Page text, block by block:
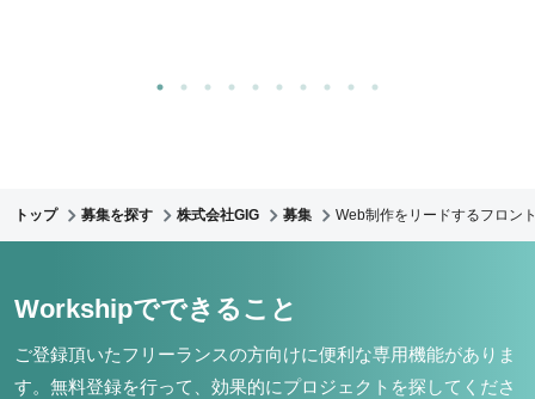
トップ 募集を探す 株式会社GIG 募集 Web制作をリードするフロン
Workshipでできること
ご登録頂いたフリーランスの方向けに便利な専用機能がありま
す。 無料登録を行って、効果的にプロジェクトを探してくださ